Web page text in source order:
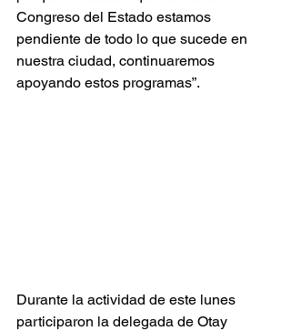
Congreso del Estado estamos
pendiente de todo lo que sucede en
nuestra ciudad, continuaremos
apoyando estos programas”.
Durante la actividad de este lunes
participaron la delegada de Otay